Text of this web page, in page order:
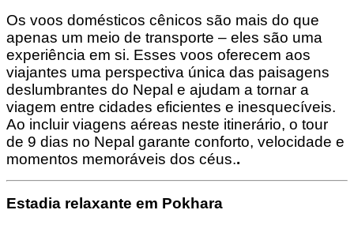
Os voos domésticos cênicos são mais do que
apenas um meio de transporte – eles são uma
experiência em si. Esses voos oferecem aos
viajantes uma perspectiva única das paisagens
deslumbrantes do Nepal e ajudam a tornar a
viagem entre cidades eficientes e inesquecíveis.
Ao incluir viagens aéreas neste itinerário, o tour
de 9 dias no Nepal garante conforto, velocidade e
momentos memoráveis dos céus..
Estadia relaxante em Pokhara